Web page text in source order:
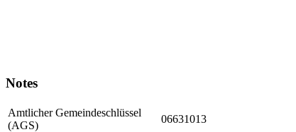
Notes
Amtlicher Gemeindeschlüssel
(AGS)
06631013